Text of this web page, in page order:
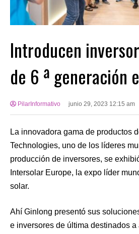
Introducen
de 6 ª generación
PilarInformativo junio 29, 2023 12:15 am
La innovadora gama de productos
Technologies, uno de los líderes
producción de inversores, se
Intersolar Europe, la expo líder
solar.
Ahí Ginlong presentó sus
e inversores de última destinados